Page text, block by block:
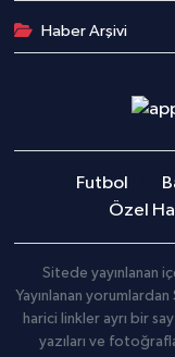
Haber Arşivi
Futbol
Özel
Sitede yayınlanan
Yayınlanan
harici linkler ayrı bir
yazıları ve